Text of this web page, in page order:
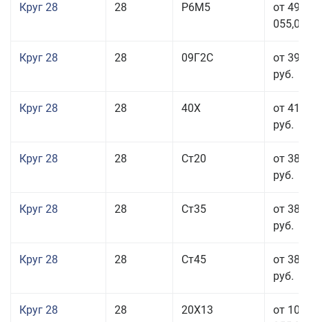
Круг 28 28 Р6М5
от 499
055,00
Круг 28 28 09Г2С
от 39
руб.
Круг 28 28 40Х
от 41
руб.
Круг 28 28 Ст20
от 38
руб.
Круг 28 28 Ст35
от 38
руб.
Круг 28 28 Ст45
от 38
руб.
Круг 28 28 20Х13
от 103